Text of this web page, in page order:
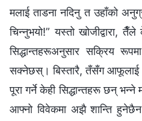
मलाई ताडना नदिनु त उहाँको
चिन्‍नुभयो!” यस्तो खोजीद्वारा,
सिद्धान्तहरूअनुसार सक्रिय
सक्‍नेछस्। बिस्तारै, तँसँग आफूलाई
पूरा गर्ने केही सिद्धान्तहरू छन्
आफ्नो विवेकमा अझै शान्ति